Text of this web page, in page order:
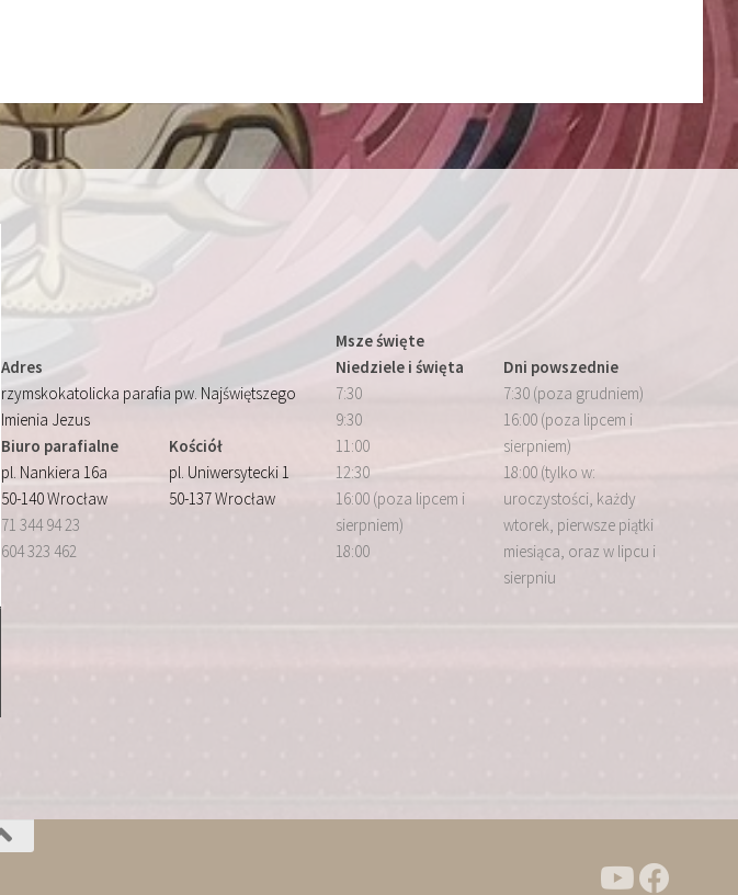
Adres
rzymskokatolicka parafia pw. Najświętszego
Imienia Jezus
Biuro parafialne
pl. Nankiera 16a
50-140 Wrocław
71 344 94 23
604 323 462
Kościół
pl. Uniwersytecki 1
50-137 Wrocław
Msze święte
Niedziele i święta
7:30
9:30
11:00
12:30
16:00 (poza lipcem i
sierpniem)
18:00
Dni powszednie
7:30 (poza grudniem)
16:00 (poza lipcem i
sierpniem)
18:00 (tylko w:
uroczystości, każdy
wtorek, pierwsze piątki
miesiąca, oraz w lipcu i
sierpniu